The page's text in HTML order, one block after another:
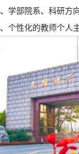
学部院系、科研方
个性化的教师个人